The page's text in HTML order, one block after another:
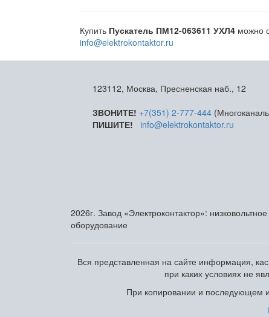
Купить Пускатель ПМ12-063611 УХЛ4 можно
info@elektrokontaktor.ru
123112, Москва, Пресненская наб., 12
ЗВОНИТЕ! +7(351) 2-777-444
ПИШИТЕ!
info@elektrokontaktor.ru
2026г. Завод «Электроконтактор»:
оборудование
Вся представленная на сайте информация,
при каких условиях не
При копировании и последующем